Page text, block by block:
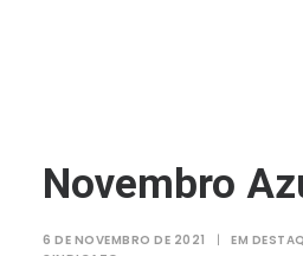
Novembro
6 DE NOVEMBRO DE 2021 | EM